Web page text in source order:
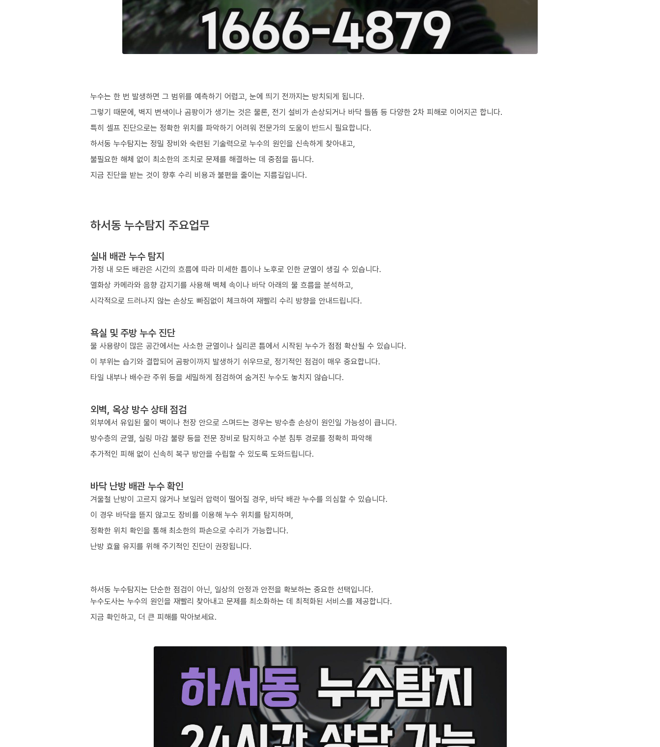
누수는 한 번 발생하면 그 범위를 예측하기 어렵고, 눈에 띄기 전까지는 방치되게 됩니다.
그렇기 때문에, 벽지 변색이나 곰팡이가 생기는 것은 물론, 전기 설비가 손상되거나 바닥 들뜸 등 다양한 2차 피해로 이어지곤 합니다.
특히 셀프 진단으로는 정확한 위치를 파악하기 어려워 전문가의 도움이 반드시 필요합니다.
하서동 누수탐지는 정밀 장비와 숙련된 기술력으로 누수의 원인을 신속하게 찾아내고,
불필요한 해체 없이 최소한의 조치로 문제를 해결하는 데 중점을 둡니다.
지금 진단을 받는 것이 향후 수리 비용과 불편을 줄이는 지름길입니다.
하서동 누수탐지 주요업무
실내 배관 누수 탐지
가정 내 모든 배관은 시간의 흐름에 따라 미세한 틈이나 노후로 인한 균열이 생길 수 있습니다.
열화상 카메라와 음향 감지기를 사용해 벽체 속이나 바닥 아래의 물 흐름을 분석하고,
시각적으로 드러나지 않는 손상도 빠짐없이 체크하여 재빨리 수리 방향을 안내드립니다.
욕실 및 주방 누수 진단
물 사용량이 많은 공간에서는 사소한 균열이나 실리콘 틈에서 시작된 누수가 점점 확산될 수 있습니다.
이 부위는 습기와 결합되어 곰팡이까지 발생하기 쉬우므로, 정기적인 점검이 매우 중요합니다.
타일 내부나 배수관 주위 등을 세밀하게 점검하여 숨겨진 누수도 놓치지 않습니다.
외벽, 옥상 방수 상태 점검
외부에서 유입된 물이 벽이나 천장 안으로 스며드는 경우는 방수층 손상이 원인일 가능성이 큽니다.
방수층의 균열, 실링 마감 불량 등을 전문 장비로 탐지하고 수분 침투 경로를 정확히 파악해
추가적인 피해 없이 신속히 복구 방안을 수립할 수 있도록 도와드립니다.
바닥 난방 배관 누수 확인
겨울철 난방이 고르지 않거나 보일러 압력이 떨어질 경우, 바닥 배관 누수를 의심할 수 있습니다.
이 경우 바닥을 뜯지 않고도 장비를 이용해 누수 위치를 탐지하며,
정확한 위치 확인을 통해 최소한의 파손으로 수리가 가능합니다.
난방 효율 유지를 위해 주기적인 진단이 권장됩니다.
하서동 누수탐지는 단순한 점검이 아닌, 일상의 안정과 안전을 확보하는 중요한 선택입니다.
누수도사는 누수의 원인을 재빨리 찾아내고 문제를 최소화하는 데 최적화된 서비스를 제공합니다.
지금 확인하고, 더 큰 피해를 막아보세요.